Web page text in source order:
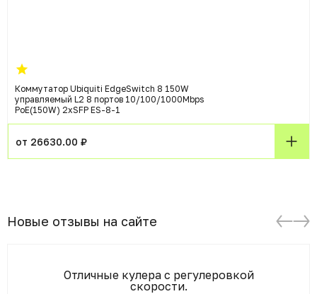
Коммутатор Ubiquiti EdgeSwitch 8 150W
управляемый L2 8 портов 10/100/1000Mbps
PoE(150W) 2xSFP ES-8-1
от 26630.00 ₽
Новые отзывы на сайте
Отличные кулера с регулеровкой
скорости.